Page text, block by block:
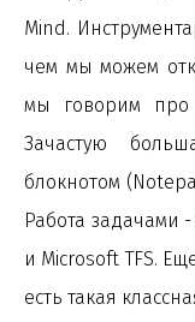
Mind.
чем мы можем
мы говорим про
Зачастую
блокнотом
Работа задачами
и Microsoft ТFS.
есть такая